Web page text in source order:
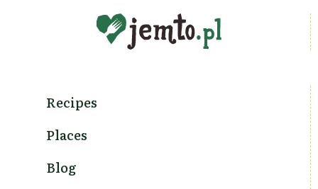
Recipes
Places
Blog